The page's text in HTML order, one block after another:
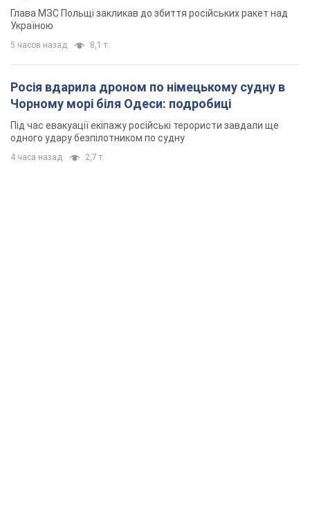
Глава МЗС Польщі закликав до збиття російських ракет над
Україною
5 часов назад 8,1 т.
Росія вдарила дроном по німецькому судну в
Чорному морі біля Одеси: подробиці
Під час евакуації екіпажу російські терористи завдали ще
одного удару безпілотником по судну
4 часа назад 2,7 т.